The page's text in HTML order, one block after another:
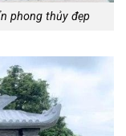
phong thủy đẹp